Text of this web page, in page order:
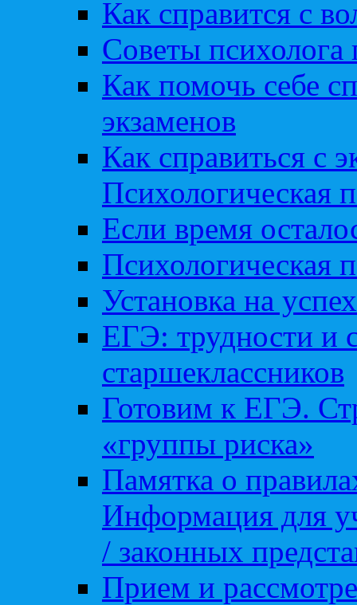
Как справится с
Советы
Как помочь себе
экзаменов
Как справиться с
Психологическая
Если время
Психологическая
Установка на успех
ЕГЭ: трудности и
старшеклассников
Готовим к ЕГЭ.
«группы риска»
Памятка о
Информация для
/ законных
Прием и